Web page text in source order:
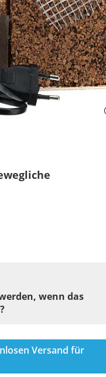
wenn das
Versand für